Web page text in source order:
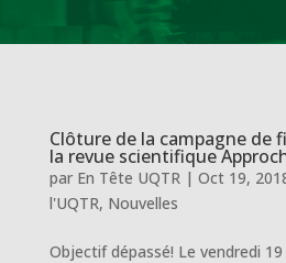
Clôture de la campagne de
la revue scientifique
par En Tête UQTR| Oct 19,
l'UQTR, Nouvelles
Objectif dépassé! Le vendredi